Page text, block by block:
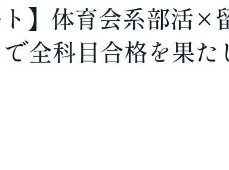
ト】体育会系部活
全科目合格を果た